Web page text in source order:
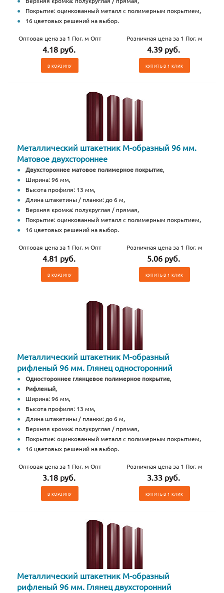
Покрытие: оцинкованный металл с полимерным покрытием,
16 цветовых решений на выбор.
Оптовая цена за 1 Пог. м Опт
4.18 руб.
В КОРЗИНУ
Розничная цена за 1 Пог. м
4.39 руб.
КУПИТЬ В 1 КЛИК
Металлический штакетник М-образный 96 мм.
Матовое двухстороннее
Двухстороннее матовое полимерное покрытие,
Ширина: 96 мм,
Высота профиля: 13 мм,
Длина штакетины / планки: до 6 м,
Верхняя кромка: полукруглая / прямая,
Покрытие: оцинкованный металл с полимерным покрытием,
16 цветовых решений на выбор.
Оптовая цена за 1 Пог. м Опт
4.81 руб.
В КОРЗИНУ
Розничная цена за 1 Пог. м
5.06 руб.
КУПИТЬ В 1 КЛИК
Металлический штакетник М-образный
рифленый 96 мм. Глянец односторонний
Одностороннее глянцевое полимерное покрытие,
Рифленый,
Ширина: 96 мм,
Высота профиля: 13 мм,
Длина штакетины / планки: до 6 м,
Верхняя кромка: полукруглая / прямая,
Покрытие: оцинкованный металл с полимерным покрытием,
16 цветовых решений на выбор.
Оптовая цена за 1 Пог. м Опт
3.18 руб.
В КОРЗИНУ
Розничная цена за 1 Пог. м
3.33 руб.
КУПИТЬ В 1 КЛИК
Металлический штакетник М-образный
рифленый 96 мм. Глянец двухсторонний